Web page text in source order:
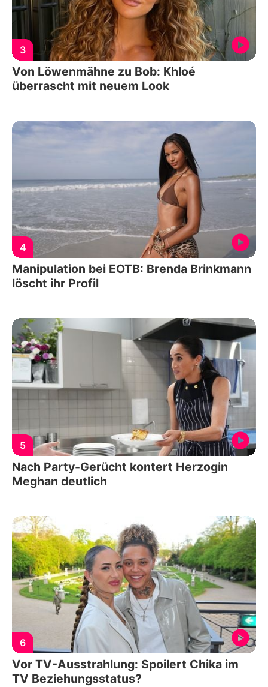
3
Von Löwenmähne zu Bob: Khloé
überrascht mit neuem Look
4
Manipulation bei EOTB: Brenda Brinkmann
löscht ihr Profil
5
Nach Party-Gerücht kontert Herzogin
Meghan deutlich
6
Vor TV-Ausstrahlung: Spoilert Chika im
TV Beziehungsstatus?